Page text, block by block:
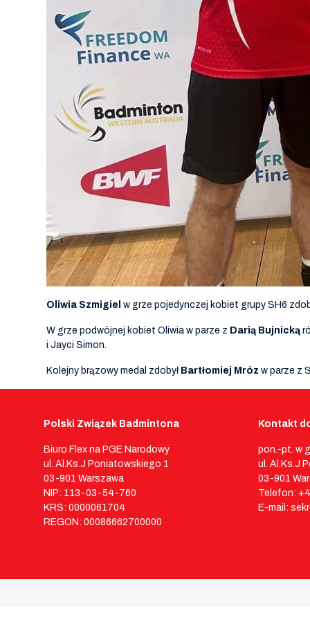
Oliwia Szmigiel w grze pojedynczej kobiet grupy SH6
W grze podwójnej kobiet Oliwia w parze z Darią Bujnicką
i Jayci Simon.
Kolejny brązowy medal zdobyłBartłomiej Mróz w parze z
Polski Związek Badmintona
Biuro Flex na PGE Narodowy
ul. Al.Ks.J Poniatowskiego 1
03-901 Warszawa
NIP: 113-03-54-760
KRS: 0000061704
REGON: 00086662700000
Kontakt
pon.-pt. w
ul. Al.Ks.J
03-901
Telefon:
E-mail: